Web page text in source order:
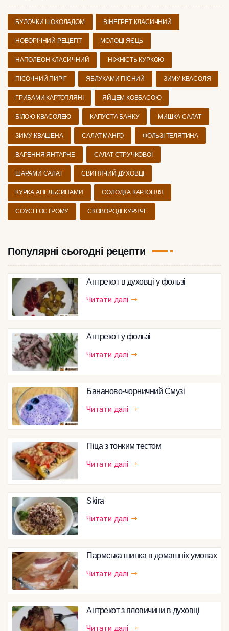
БУЛОЧКИ ШОКОЛАДОМ ВІНЕГРЕТ КЛАСИЧНИЙ
НОВОРІЧНИЙ РЕЦЕПТ МОЛОЦІ ЯЄЦЬ
НАПОЛЕОН КЛАСИЧНИЙ НІЖНІСТЬ КУРКОЮ
ПІСОЧНИЙ ПИРІГ ЯБЛУКАМИ ПІСНИЙ ЗИМУ КВАСОЛЯ
ГРИБАМИ КАРТОПЛЯНІ ЯЙЦЕМ КОВБАСОЮ
БІЛОЮ КВАСОЛЕЮ КАПУСТА БАНКУ МИШКА САЛАТ
ЗИМУ КВАШЕНА САЛАТ МАНГО ФОЛЬЗІ ТЕЛЯТИНА
ВАРЕННЯ ЯНТАРНЕ САЛАТ СТРУЧКОВОЇ
ШАРАМИ САЛАТ СВИНЯЧИЙ ДУХОВЦІ
КУРКА АПЕЛЬСИНАМИ СОЛОДКА КАРТОПЛЯ
СОУСІ ГОСТРОМУ СКОВОРОДІ КУРЯЧЕ
Популярні сьогодні рецепти
Антрекот в духовці у фользі
Читати далі
Антрекот у фользі
Читати далі
Бананово-чорничний Смузі
Читати далі
Піца з тонким тестом
Читати далі
Skira
Читати далі
Пармська шинка в домашніх умовах
Читати далі
Антрекот з яловичини в духовці
Читати далі